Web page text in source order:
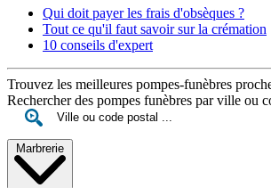
Qui doit payer les frais d'obsèques ?
Tout ce qu'il faut savoir sur la crémation
10 conseils d'expert
Trouvez les meilleures pompes-funèbres
Rechercher des pompes funèbres par ville ou
Marbrerie